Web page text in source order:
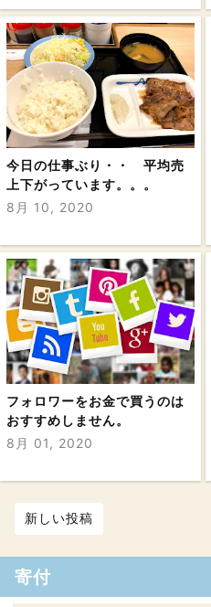
今日の仕事ぶり・・ 平均売
上下がっています。。。
8月 10, 2020
フォロワーをお金で買うのは
おすすめしません。
8月 01, 2020
新しい投稿
寄付